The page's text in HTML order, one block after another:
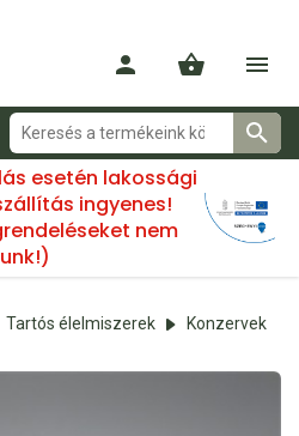
esetén lakossági
ingyenes!
nem
Tartós élelmiszerek Konzervek